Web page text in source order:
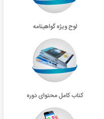
لوح ویژه گواهینامه
کتاب کامل محتوای دوره